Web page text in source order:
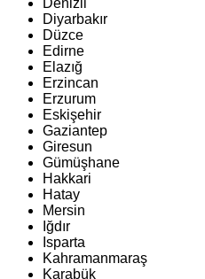
Denizli
Diyarbakır
Düzce
Edirne
Elazığ
Erzincan
Erzurum
Eskişehir
Gaziantep
Giresun
Gümüşhane
Hakkari
Hatay
Mersin
Iğdır
Isparta
Kahramanmaraş
Karabük